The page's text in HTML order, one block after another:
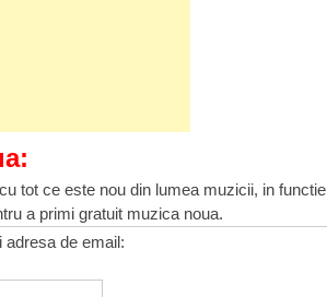
tot ce este nou din lumea muzicii, in functie
a primi gratuit muzica noua.
adresa de email: